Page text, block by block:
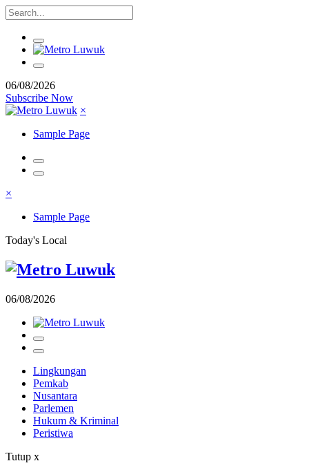
06/08/2026
Subscribe Now
×
Sample Page
×
Sample Page
Today's Local
06/08/2026
Lingkungan
Pemkab
Nusantara
Parlemen
Hukum & Kriminal
Peristiwa
Tutup x